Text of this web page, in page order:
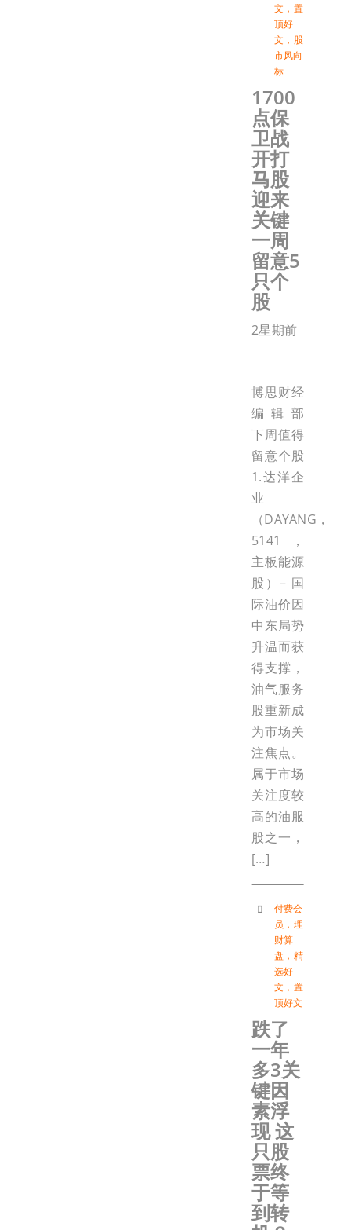
文 ， 置
顶好
文 ， 股
市风向
标
1700
点保
卫战
开打
马股
迎来
关键
一周
留意5
只个
股
2星期前
博思财经
编辑部
下周值得
留意个股
1.达洋企
业
（DAYANG，
5141，
主板能源
股）– 国
际油价因
中东局势
升温而获
得支撑，
油气服务
股重新成
为市场关
注焦点。
属于市场
关注度较
高的油服
股之一，
[…]
付费会
员 ， 理
财算
盘 ， 精
选好
文 ， 置
顶好文
跌了
一年
多3关
键因
素浮
现 这
只股
票终
于等
到转